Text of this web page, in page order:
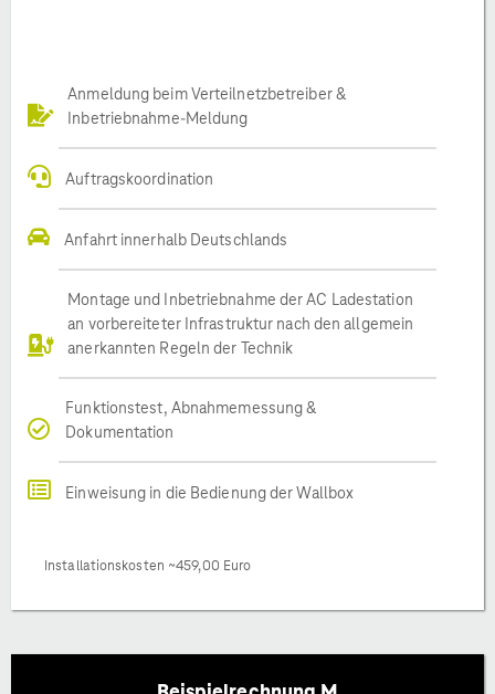
Anmeldung beim Verteilnetzbetreiber &
Inbetriebnahme-Meldung
Auftragskoordination
Anfahrt innerhalb Deutschlands
Montage und Inbetriebnahme der AC Ladestation
an vorbereiteter Infrastruktur nach den allgemein
anerkannten Regeln der Technik
Funktionstest, Abnahmemessung &
Dokumentation
Einweisung in die Bedienung der Wallbox
Installationskosten ~459,00 Euro